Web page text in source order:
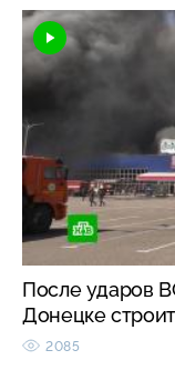
После ударов
Донецке
2085